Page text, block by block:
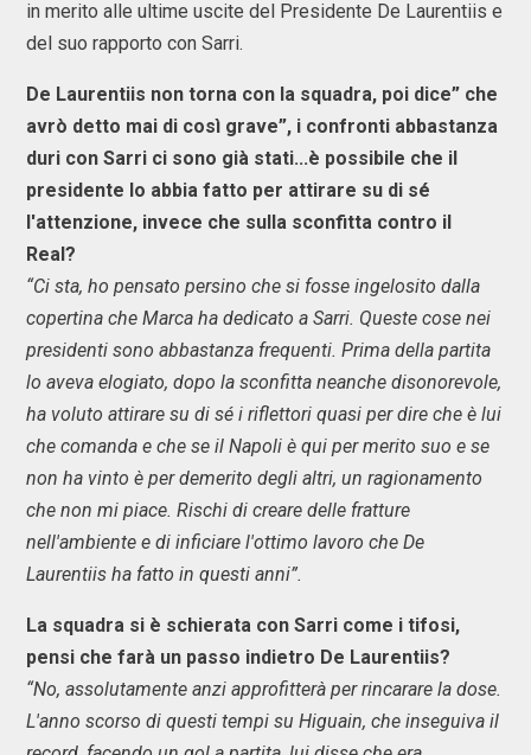
in merito alle ultime uscite del Presidente De Laurentiis e
del suo rapporto con Sarri.
De Laurentiis non torna con la squadra, poi dice” che
avrò detto mai di così grave”, i confronti abbastanza
duri con Sarri ci sono già stati...è possibile che il
presidente lo abbia fatto per attirare su di sé
l'attenzione, invece che sulla sconfitta contro il
Real?
“Ci sta, ho pensato persino che si fosse ingelosito dalla
copertina che Marca ha dedicato a Sarri. Queste cose nei
presidenti sono abbastanza frequenti. Prima della partita
lo aveva elogiato, dopo la sconfitta neanche disonorevole,
ha voluto attirare su di sé i riflettori quasi per dire che è lui
che comanda e che se il Napoli è qui per merito suo e se
non ha vinto è per demerito degli altri, un ragionamento
che non mi piace. Rischi di creare delle fratture
nell'ambiente e di inficiare l'ottimo lavoro che De
Laurentiis ha fatto in questi anni”.
La squadra si è schierata con Sarri come i tifosi,
pensi che farà un passo indietro De Laurentiis?
“No, assolutamente anzi approfitterà per rincarare la dose.
L'anno scorso di questi tempi su Higuain, che inseguiva il